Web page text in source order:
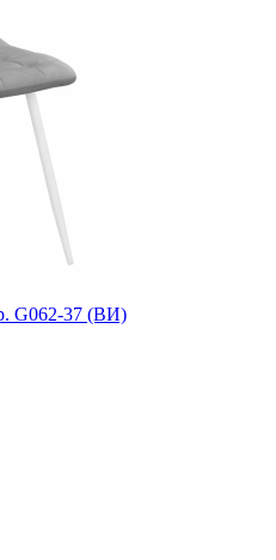
G062-37 (ВИ)